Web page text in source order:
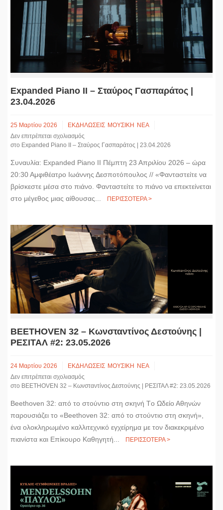
Expanded Piano II – Σταύρος Γασπαράτος |
23.04.2026
25 Μαρτίου 2026 ΕΚΔΗΛΩΣΕΙΣ ΜΟΥΣΙΚΗ
ΝΕΑ
Δεν επιτρέπεται σχολιασμός
στο Expanded Piano II – Σταύρος Γασπαράτος | 23.04.2026
Συναυλία: Expanded Piano II Πέμπτη 23 Απριλίου 2026 – ώρα
20:30 Αμφιθέατρο Ιωάννης Δεσποτόπουλος // «Φανταστείτε να
βρίσκεστε μέσα στο πιάνο. Φανταστείτε το πιάνο να επεκτείνεται
στο μέγεθος μιας αίθουσας...
ΠΕΡΙΣΣΟΤΕΡΑ >
BEETHOVEN 32 – Κωνσταντίνος Δεστούνης |
ΡΕΣΙΤΑΛ #2: 23.05.2026
24 Μαρτίου 2026 ΕΚΔΗΛΩΣΕΙΣ ΜΟΥΣΙΚΗ
ΝΕΑ
Δεν επιτρέπεται σχολιασμός
στο BEETHOVEN 32 – Κωνσταντίνος Δεστούνης | ΡΕΣΙΤΑΛ #2: 23.05.2026
Beethoven 32: από το στούντιο στη σκηνή Tο Ωδείο Αθηνών
παρουσιάζει το «Beethoven 32: από το στούντιο στη σκηνή»,
ένα ολοκληρωμένο καλλιτεχνικό εγχείρημα με τον διακεκριμένο
πιανίστα και Επίκουρο Καθηγητή...
ΠΕΡΙΣΣΟΤΕΡΑ >